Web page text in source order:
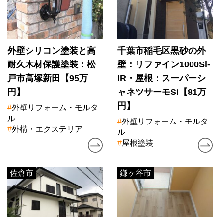
外壁シリコン塗装と高
耐久木材保護塗装：松
戸市高塚新田【95万
円】
#外壁リフォーム・モルタ
ル
#外構・エクステリア
千葉市稲毛区黒砂の外
壁：リファイン1000Si-
IR・屋根：スーパーシ
ャネツサーモSi【81万
円】
#外壁リフォーム・モルタ
ル
#屋根塗装
佐倉市 鎌ヶ谷市